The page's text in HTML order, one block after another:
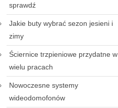
sprawdź
Jakie buty wybrać sezon jesieni i
zimy
Ściernice trzpieniowe przydatne w
wielu pracach
Nowoczesne systemy
wideodomofonów